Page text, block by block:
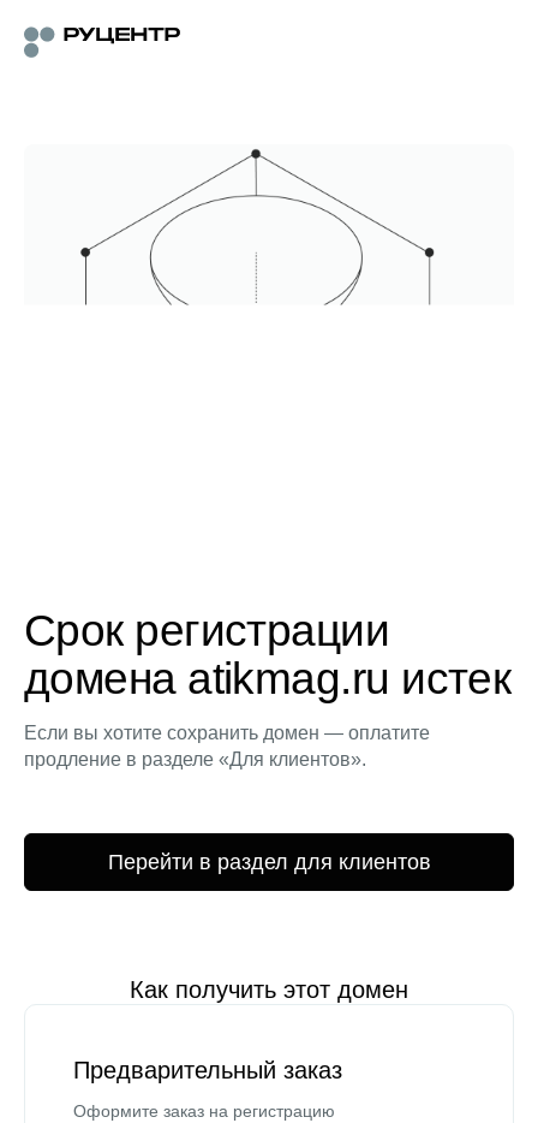
Срок регистрации
домена atikmag.ru истек
Если вы хотите сохранить домен — оплатите
продление в разделе «Для клиентов».
Перейти в раздел для клиентов
Как получить этот домен
Предварительный заказ
Оформите заказ на регистрацию